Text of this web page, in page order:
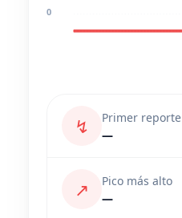
0
↯
Primer reporte
—
↗
Pico más alto
—